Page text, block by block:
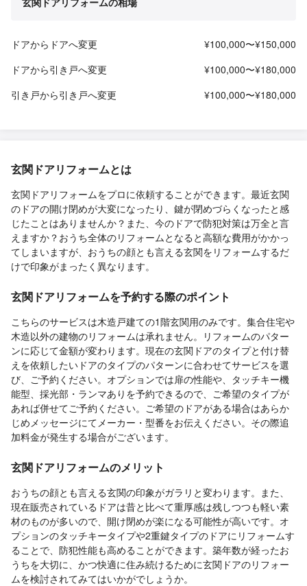
ドアからドアへ変更
¥100,000〜¥150,000
ドアから引き戸へ変更
¥100,000〜¥180,000
引き戸から引き戸へ変更
¥100,000〜¥180,000
玄関ドアリフォームとは
玄関ドアリフォームをプロに依頼することができます。最近玄関
のドアの開け閉めが大変になったり、鍵が閉めづらくなったと感
じたことはありませんか？また、今のドアで防犯対策は万全と言
えますか？おうち全体のリフォームとなると高額な費用がかかっ
てしまいますが、おうちの顔とも言える玄関をリフォームするだ
けで印象がまったく異なります。
玄関ドアリフォームを予約する際のポイント
こちらのサービスは木造戸建ての1階玄関用のみです。集合住宅や
木造以外の建物のリフォームは承れません。リフォームのパター
ンに応じて金額が変わります。現在の玄関ドアのタイプと付け替
えを依頼したいドアのタイプのパターンに合わせてサービスを選
び、ご予約ください。オプションでは扉の性能や、タッチキー機
能型、採光部・ランマありを予約できるので、ご希望のタイプが
あれば併せてご予約ください。ご希望のドアがある場合はあらか
じめメッセージにてメーカー・型番をお伝えください。その際追
加料金が発生する場合がございます。
玄関ドアリフォームのメリット
おうちの顔とも言える玄関の印象がガラリと変わります。また、
現在販売されているドアは昔と比べて重厚感は残しつつも軽い素
材のものが多いので、開け閉めが楽になる可能性が高いです。オ
プションのタッチキータイプや2重鍵タイプのドアにリフォームす
ることで、防犯性能も高めることができます。築年数が経ったお
うちを大切に、かつ快適に住み続けるために玄関ドアのリフォー
ムを検討されてみてはいかがでしょうか。